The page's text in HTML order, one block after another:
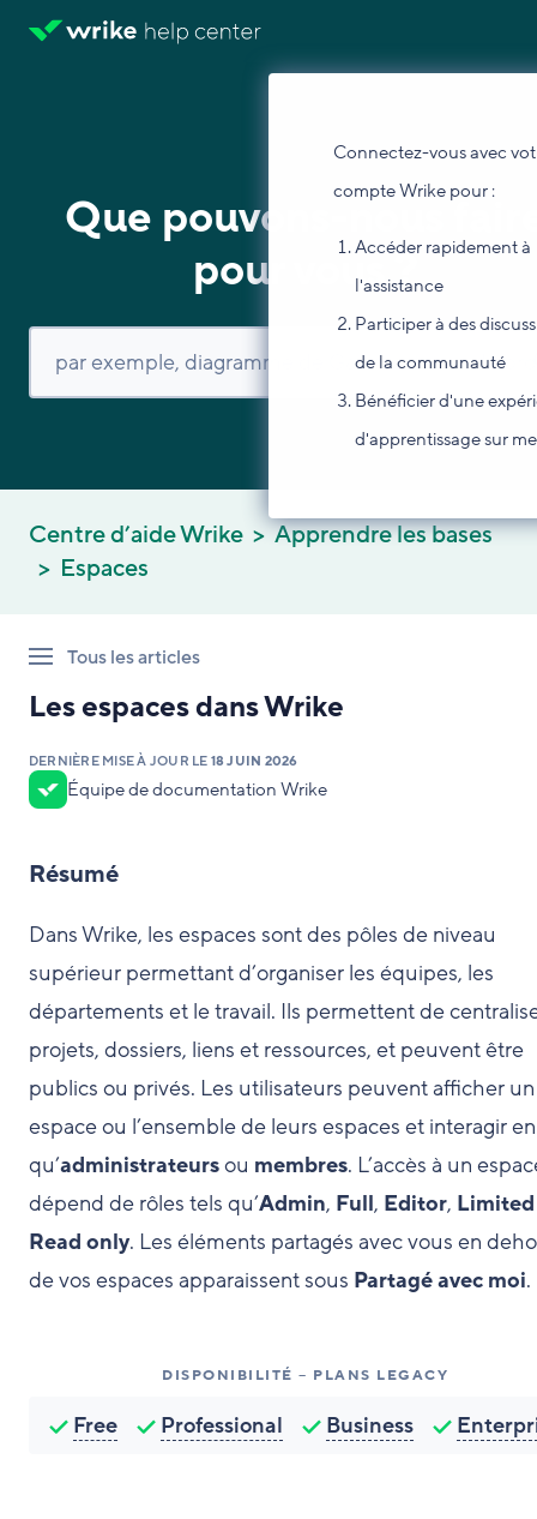
Connectez-vous avec
compte Wrike pour :
Accéder rapidement à
l'assistance
Participer à des
de la communauté
Bénéficier d'une
d'apprentissage sur
Que pouvons-nous
pour vous ?
Centre d’aide Wrike
Apprendre les bases
Espaces
Tous les articles
Les espaces dans Wrike
DERNIÈRE MISE À JOUR LE 18 JUIN 2026
Équipe de documentation Wrike
Résumé
Dans Wrike, les espaces sont des pôles de niveau
supérieur permettant d’organiser les équipes, les
départements et le travail. Ils permettent de
projets, dossiers, liens et ressources, et peuvent être
publics ou privés. Les utilisateurs peuvent afficher
espace ou l’ensemble de leurs espaces et interagir
qu’administrateursou membres. L’accès à un
dépend de rôles tels qu’Admin, Full, Editor, Limited
Read only. Les éléments partagés avec vous en
de vos espaces apparaissent sous Partagé avec moi.
DISPONIBILITÉ – PLANS LEGACY
Free Professional Business